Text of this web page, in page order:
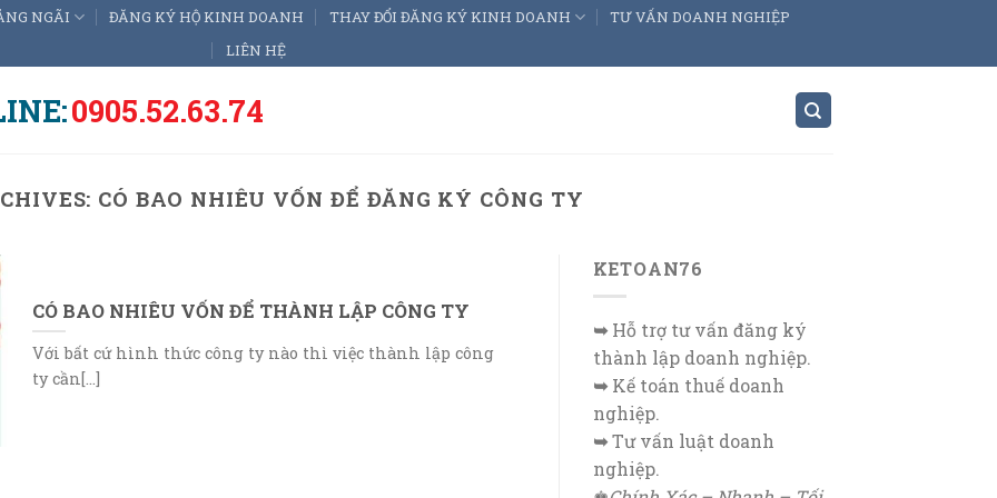
NGÃI ĐĂNG KÝ HỘ KINH DOANH THAY ĐỔI ĐĂNG KÝ KINH DOANH
TƯ VẤN DOANH NGHIỆP
LIÊN HỆ
0905.52.63.74
CÓ BAO NHIÊU VỐN ĐỂ ĐĂNG KÝ CÔNG TY
CÓ BAO NHIÊU VỐN ĐỂ THÀNH LẬP CÔNG TY
Với bất cứ hình thức công ty nào thì việc thành lập công
ty cần[...]
KETOAN76
➥Hỗ trợ tư vấn đăng ký
thành lập doanh nghiệp.
➥Kế toán thuế doanh
nghiệp.
➥Tư vấn luật doanh
nghiệp.